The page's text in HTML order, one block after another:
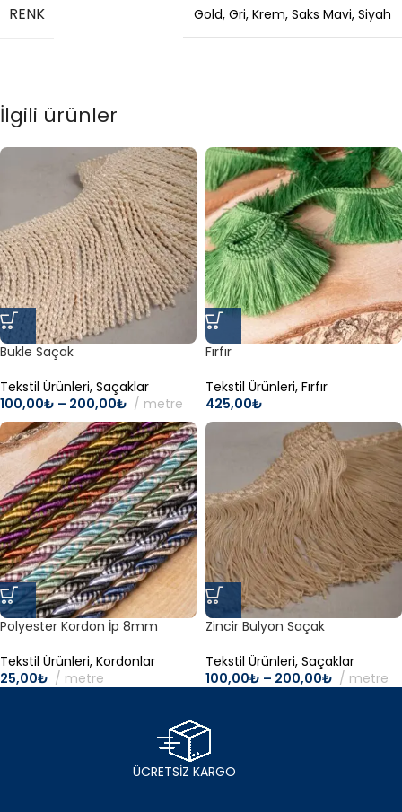
RENK
Gold, Gri, Krem, Saks Mavi, Siyah
İlgili ürünler
Bukle Saçak
Tekstil Ürünleri, Saçaklar
100,00₺ – 200,00₺ metre
Fırfır
Tekstil Ürünleri, Fırfır
425,00₺
Polyester Kordon İp 8mm
Tekstil Ürünleri, Kordonlar
25,00₺ metre
Zincir Bulyon Saçak
Tekstil Ürünleri, Saçaklar
100,00₺ – 200,00₺ metre
ÜCRETSİZ KARGO